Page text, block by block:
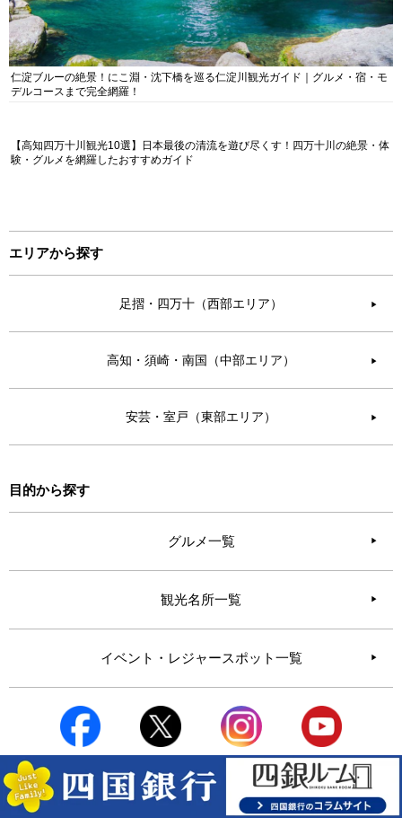
仁淀ブルーの絶景！にこ淵・沈下橋を巡る仁淀川観光ガイド｜グルメ・宿・モ
デルコースまで完全網羅！
【高知四万十川観光10選】日本最後の清流を遊び尽くす！四万十川の絶景・体
験・グルメを網羅したおすすめガイド
エリアから探す
足摺・四万十（西部エリア） ▶︎
高知・須崎・南国（中部エリア） ▶︎
安芸・室戸（東部エリア） ▶︎
目的から探す
グルメ一覧
観光名所一覧
イベント・レジャースポット一覧